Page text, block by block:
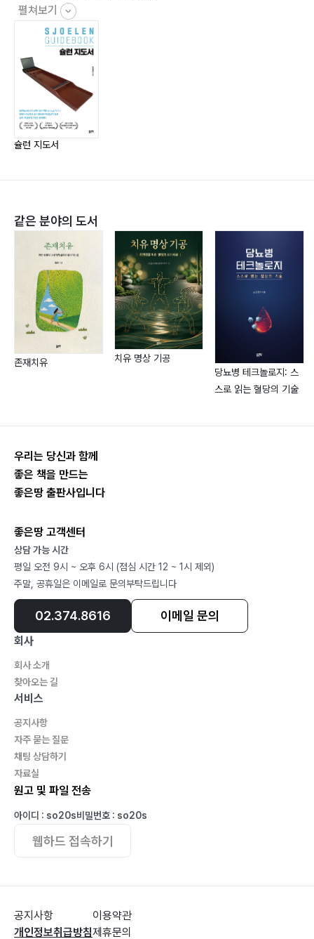
7. 장애인스포츠의 용어053
Ⅳ. 슐런의 입문
1. 슐런의 기본자세056
2. 스트레칭 및 체조063
3. 경기 방법 및 규칙064
7. 점수 산정하기069
8. 전국장애인체육대회(학생체육대회) 경기 규칙070
Ⅴ. 경기 기술 방법
1. 퍽 맞추기074
2. 연습방법075
7. ‘턴어라운드’ 방법080
8. 퍽 2개 한 번에 넣기081
9. 장애물을 이용한 퍽 넣기082
1. 심판의 기능과 역할084
2. 심판의 자질과 자세086
3. 심판 오심의 원인과 영향089
4. 심판의 역할론091
Ⅶ. 목적에 따른 슐런 프로그램 활용
1. 학교 프로그램의 슐런094
2. 노인체육 프로그램의 슐런104
3. 장애인체육의 슐런115
4. 재활 체육122
5. 외국의 장애인체육 사례124
2. 왕 퍽 넣기 게임135
3. 야구형 슐런139
•대한노인회 체육 정책위원(전)
•NGO대한슐런협회 회장
•대한장애인 슐런협회 회장
펼쳐보기
슐런 지도서
같은 분야의 도서
존재치유
치유 명상 기공
당뇨병 테크놀로지: 스
스로 읽는 혈당의 기술
우리는 당신과 함께
좋은 책을 만드는
좋은땅 출판사입니다
좋은땅 고객센터
상담 가능 시간
평일 오전 9시 ~ 오후 6시 (점심 시간 12 ~ 1시 제외)
주말, 공휴일은 이메일로 문의부탁드립니다
02.374.8616 이메일 문의
회사
회사 소개
찾아오는 길
서비스
공지사항
자주 묻는 질문
채팅 상담하기
자료실
원고 및 파일 전송
아이디 : so20s비밀번호 : so20s
웹하드 접속하기
공지사항
개인정보취급방침
이용약관
제휴문의